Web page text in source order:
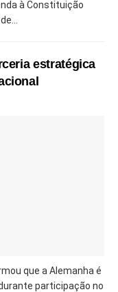
à Constituição
estratégica
que a Alemanha é
participação no